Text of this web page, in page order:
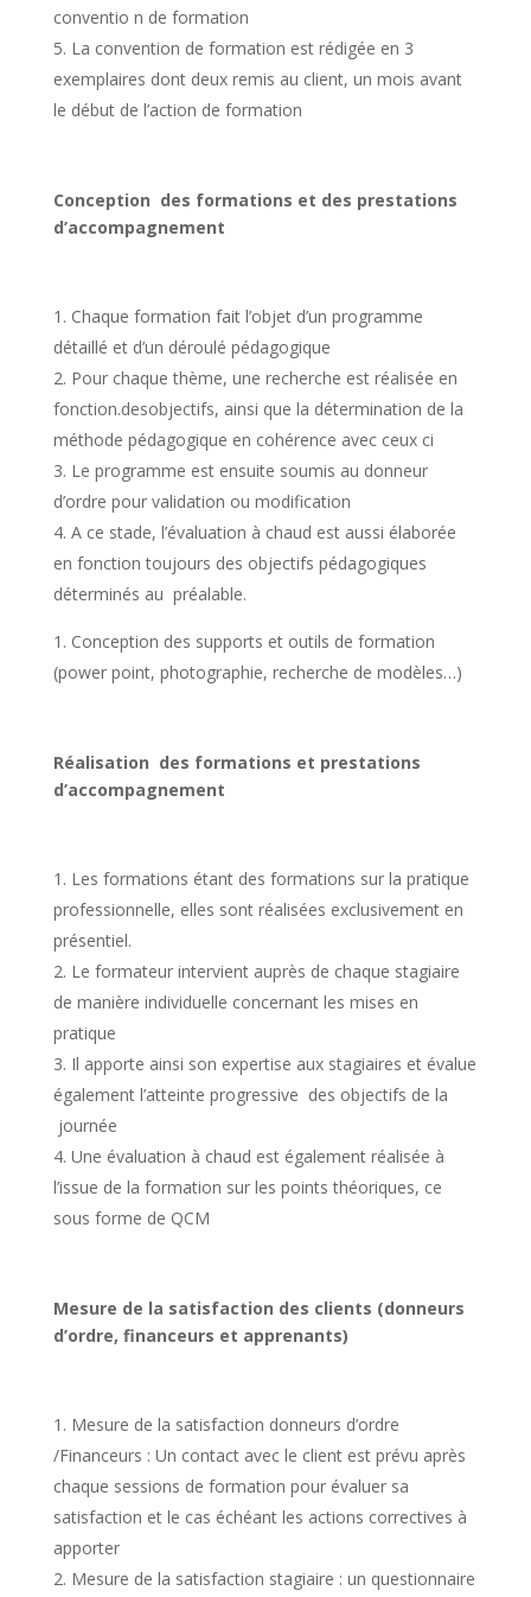
conventio n de formation
La convention de formation est rédigée en 3
exemplaires dont deux remis au client, un mois avant
le début de l’action de formation
Conception des formations et des prestations
d’accompagnement
Chaque formation fait l’objet d’un programme
détaillé et d’un déroulé pédagogique
Pour chaque thème, une recherche est réalisée en
fonction.desobjectifs, ainsi que la détermination de la
méthode pédagogique en cohérence avec ceux ci
Le programme est ensuite soumis au donneur
d’ordre pour validation ou modification
A ce stade, l’évaluation à chaud est aussi élaborée
en fonction toujours des objectifs pédagogiques
déterminés au préalable.
Conception des supports et outils de formation
(power point, photographie, recherche de modèles…)
Réalisation des formations et prestations
d’accompagnement
Les formations étant des formations sur la pratique
professionnelle, elles sont réalisées exclusivement en
présentiel.
Le formateur intervient auprès de chaque stagiaire
de manière individuelle concernant les mises en
pratique
Il apporte ainsi son expertise aux stagiaires et évalue
également l’atteinte progressive des objectifs de la
journée
Une évaluation à chaud est également réalisée à
l’issue de la formation sur les points théoriques, ce
sous forme de QCM
Mesure de la satisfaction des clients (donneurs
d’ordre, financeurs et apprenants)
Mesure de la satisfaction donneurs d’ordre
/Financeurs : Un contact avec le client est prévu après
chaque sessions de formation pour évaluer sa
satisfaction et le cas échéant les actions correctives à
apporter
Mesure de la satisfaction stagiaire : un questionnaire